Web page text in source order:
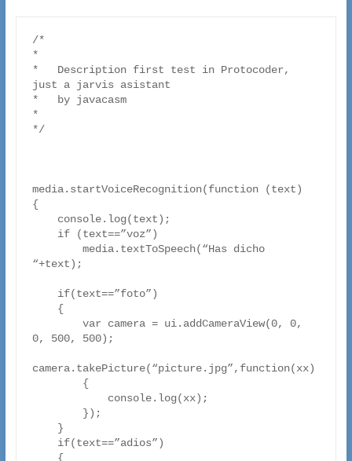
/*
*
*   Description first test in Protocoder,
just a jarvis asistant
*   by javacasm
*
*/
media.startVoiceRecognition(function (text)
{
“+text);
0, 500, 500);
camera.takePicture(“picture.jpg”,function(xx)